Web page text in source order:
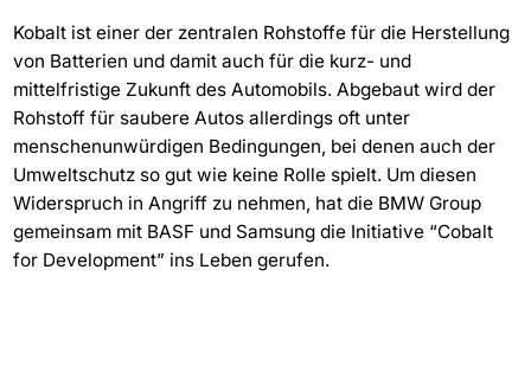
Kobalt ist einer der zentralen Rohstoffe für die Herstellung
von Batterien und damit auch für die kurz- und
mittelfristige Zukunft des Automobils. Abgebaut wird der
Rohstoff für saubere Autos allerdings oft unter
menschenunwürdigen Bedingungen, bei denen auch der
Umweltschutz so gut wie keine Rolle spielt. Um diesen
Widerspruch in Angriff zu nehmen, hat die BMW Group
gemeinsam mit BASF und Samsung die Initiative “Cobalt
for Development” ins Leben gerufen.